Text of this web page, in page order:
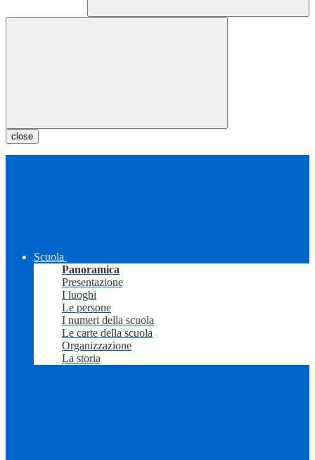
close
Scuola
Panoramica
Presentazione
I luoghi
Le persone
I numeri della scuola
Le carte della scuola
Organizzazione
La storia